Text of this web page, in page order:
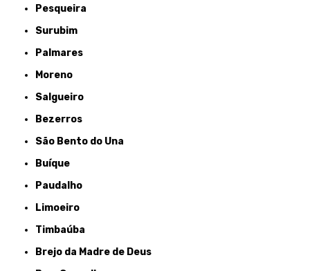
Pesqueira
Surubim
Palmares
Moreno
Salgueiro
Bezerros
São Bento do Una
Buíque
Paudalho
Limoeiro
Timbaúba
Brejo da Madre de Deus